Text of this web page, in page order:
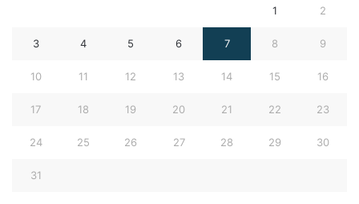
1 2
3 4 5 6 7 8 9
10 11 12 13 14 15 16
17 18 19 20 21 22 23
24 25 26 27 28 29 30
31